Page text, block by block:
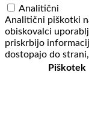
Analitični
Analitični piškotki
obiskovalci
priskrbijo
dostopajo do
Piškotek